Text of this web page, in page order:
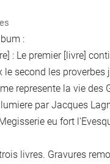
:
: Le premier [livre]
le second les proverbes
represente la vie des
par Jacques
eu fort
livres. Gravures